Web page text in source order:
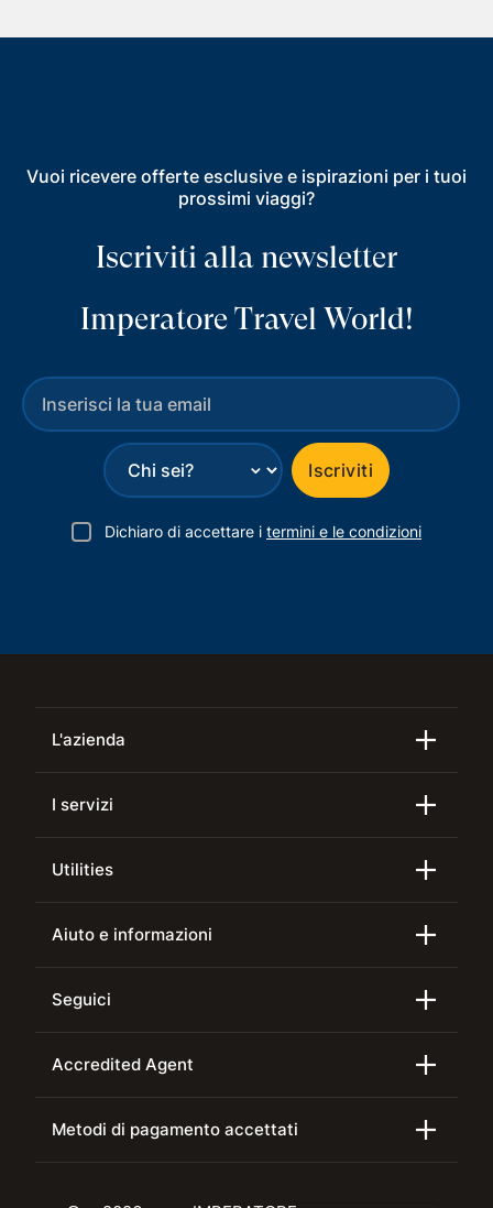
Vuoi ricevere offerte esclusive e ispirazioni per i tuoi
prossimi viaggi?
Iscriviti alla newsletter
Imperatore Travel World!
⌄ Iscriviti
Dichiaro di accettare i termini e le condizioni
L'azienda
I servizi
Utilities
Aiuto e informazioni
Seguici
Accredited Agent
Metodi di pagamento accettati